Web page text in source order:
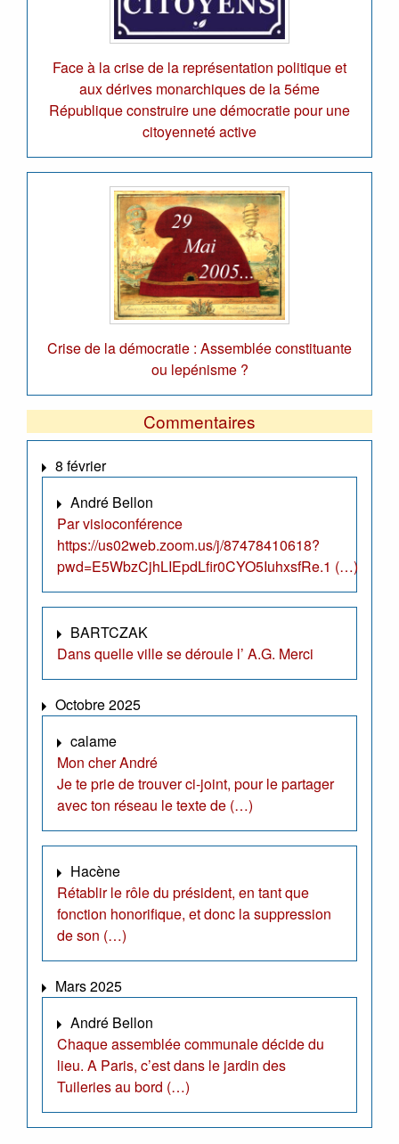
Face à la crise de la représentation politique et
aux dérives monarchiques de la 5éme
République construire une démocratie pour une
citoyenneté active
Crise de la démocratie : Assemblée constituante
ou lepénisme ?
Commentaires
8 février
André Bellon
Par visioconférence
https://us02web.zoom.us/j/87478410618?
pwd=E5WbzCjhLIEpdLfir0CYO5IuhxsfRe.1 (…)
BARTCZAK
Dans quelle ville se déroule l’ A.G. Merci
Octobre 2025
calame
Mon cher André
Je te prie de trouver ci-joint, pour le partager
avec ton réseau le texte de (…)
Hacène
Rétablir le rôle du président, en tant que
fonction honorifique, et donc la suppression
de son (…)
Mars 2025
André Bellon
Chaque assemblée communale décide du
lieu. A Paris, c’est dans le jardin des
Tuileries au bord (…)